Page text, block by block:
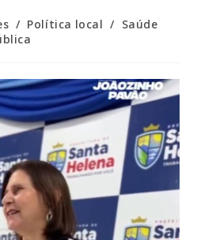
/ Política local / Saúde